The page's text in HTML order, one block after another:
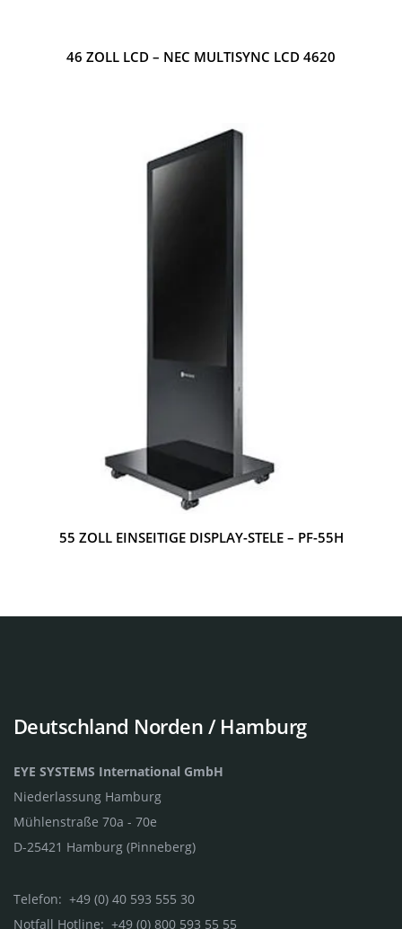
46 ZOLL LCD – NEC MULTISYNC LCD 4620
55 ZOLL EINSEITIGE DISPLAY-STELE – PF-55H
Deutschland Norden / Hamburg
EYE SYSTEMS International GmbH
Niederlassung Hamburg
Mühlenstraße 70a - 70e
D-25421 Hamburg (Pinneberg)
Telefon: +49 (0) 40 593 555 30
Notfall Hotline: +49 (0) 800 593 55 55